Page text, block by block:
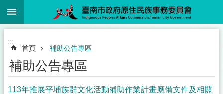
跳到主要內容區塊
:::
首頁 補助公告專區
補助公告專區
113年推展平埔族群文化活動補助作業計畫應備文件及相關